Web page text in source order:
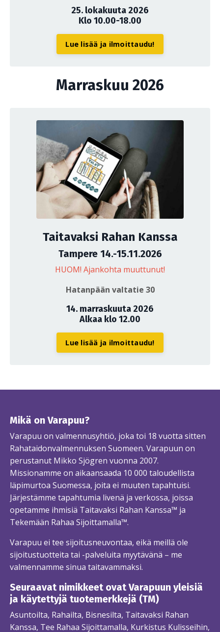
25. lokakuuta 2026
Klo 10.00-18.00
Lue lisää ja ilmoittaudu!
Marraskuu 2026
Taitavaksi Rahan Kanssa
Tampere 14.-15.11.2026
HUOM! Ajankohta muuttunut!
Hatanpään valtatie 30
14. marraskuuta 2026
Alkaa klo 12.00
Lue lisää ja ilmoittaudu!
Mikä on Varapuu?
Varapuu on valmennusyhtiö, joka toi 18 vuotta sitten
Rahataidonvalmennuksen Suomeen. Varapuun on
perustanut Mikko Sjögren vuonna 2007.
Missionamme on aikaansaada 10 000 taloudellista
läpimurtoa Suomessa, joita ei muuten tapahtuisi.
Järjestämme tapahtumia livenä ja verkossa, joissa
opetamme ihmisiä Taitavaksi Rahan Kanssa™ ja
Tekemään Rahaa Sijoittamalla™.
Varapuu ei tee sijoitusneuvontaa, eikä meillä ole
sijoitustuotteita tai -palveluita myytävänä – me
valmennamme sinua taitavammaksi.
Seuraavat nimikkeet ovat Varapuun yleisiä
ja käytettyjä tuotemerkkejä (TM)
Asuntoilta, Rahailta, Bisnesilta, Taitavaksi Rahan
Kanssa, Tee Rahaa Sijoittamalla, Kurkistus Kulisseihin,